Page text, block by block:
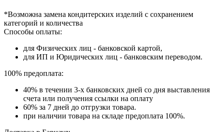
*Возможна замена кондитерских изделий с сохранением
категорий и количества
Способы оплаты:
для Физических лиц - банковской картой,
для ИП и Юридических лиц - банковским переводом.
100% предоплата:
40% в течении 3-х банковских дней со дня выставления
счета или получения ссылки на оплату
60% за 7 дней до отгрузки товара.
при наличии товара на складе предоплата 100%.